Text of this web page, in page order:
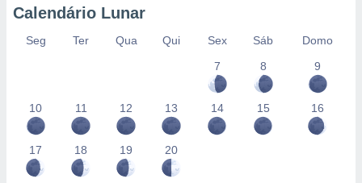
estudos
Calendário Lunar
Seg Ter Qua Qui Sex Sáb
Domo
7
8 9
10 11 12 13 14 15 16
17 18 19 20